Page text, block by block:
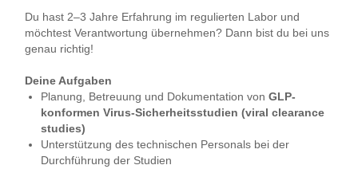
Du hast 2–3 Jahre Erfahrung im regulierten Labor und
möchtest Verantwortung übernehmen? Dann bist du bei uns
genau richtig!
Deine Aufgaben
Planung, Betreuung und Dokumentation von GLP-
konformen Virus-Sicherheitsstudien (viral clearance
studies)
Unterstützung des technischen Personals bei der
Durchführung der Studien